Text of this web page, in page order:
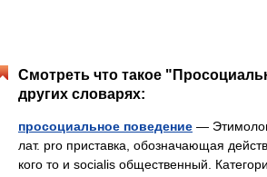
Смотреть что такое
других словарях:
просоциальное поведение —
лат. рrо приставка, обозначающая
кого то и socialis общественный.